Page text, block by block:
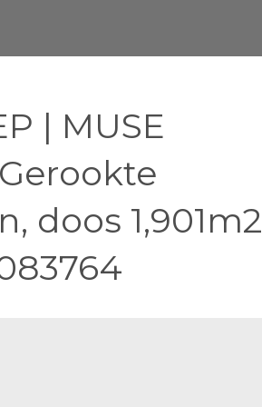
| MUSE
doos 1,901m2